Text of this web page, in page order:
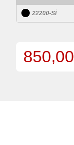
22200-Sİ
850,00